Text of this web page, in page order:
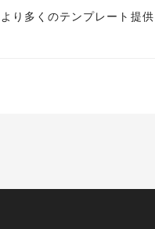
より多くのテンプレート提供